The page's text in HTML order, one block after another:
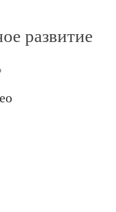
развитие